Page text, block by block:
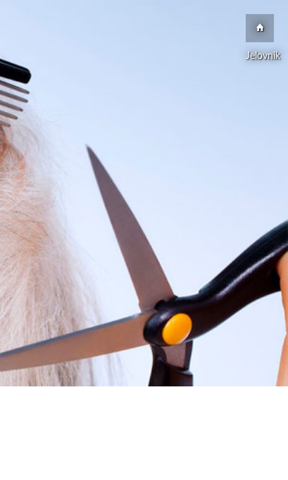
Jelovnik